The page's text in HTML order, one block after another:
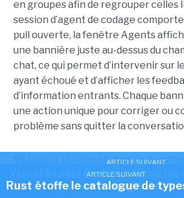
ARTICLE SUIVANT
Visual Studio Code améliore
aux agents IA
en groupes afin de regrouper celles
session d’agent de codage
pull ouverte, la fenêtre Agents
une bannière juste au-dessus du
chat, ce qui permet d’intervenir sur
ayant échoué et d’afficher les
d’information entrants. Chaque
une action unique pour corriger ou
problème sans quitter la
VS Code 1.127 résout aussi la
sous-agents. « Lorsqu’un agent
un sous-agent, il peut être difficile de
ARTICLE SUIVANT
Rust étoffe le catalogue de